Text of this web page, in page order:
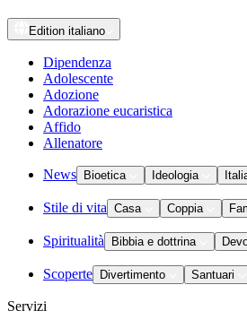
Edition italiano
Dipendenza
Adolescente
Adozione
Adorazione eucaristica
Affido
Allenatore
News Bioetica Ideologia
Stile di vita Casa Coppia
Spiritualità Bibbia e dottrina
Scoperte Divertimento Santuari
Servizi